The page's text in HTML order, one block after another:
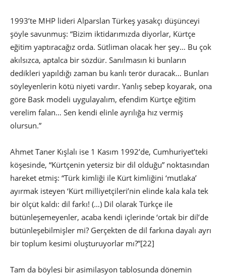
1993’te MHP lideri Alparslan Türkeş yasakçı düşünceyi
şöyle savunmuş: “Bizim iktidarımızda diyorlar, Kürtçe
eğitim yaptıracağız orda. Sütliman olacak her şey… Bu çok
akılsızca, aptalca bir sözdür. Sanılmasın ki bunların
dedikleri yapıldığı zaman bu kanlı terör duracak… Bunları
söyleyenlerin kötü niyeti vardır. Yanlış sebep koyarak, ona
göre Bask modeli uygulayalım, efendim Kürtçe eğitim
verelim falan… Sen kendi elinle ayrılığa hız vermiş
olursun.”
Ahmet Taner Kışlalı ise 1 Kasım 1992’de, Cumhuriyet’teki
köşesinde, “Kürtçenin yetersiz bir dil olduğu” noktasından
hareket etmiş: “Türk kimliği ile Kürt kimliğini ‘mutlaka’
ayırmak isteyen ‘Kürt milliyetçileri’nin elinde kala kala tek
bir ölçüt kaldı: dil farkı! (…) Dil olarak Türkçe ile
bütünleşemeyenler, acaba kendi içlerinde ‘ortak bir dil’de
bütünleşebilmişler mi? Gerçekten de dil farkına dayalı ayrı
bir toplum kesimi oluşturuyorlar mı?”[22]
Tam da böylesi bir asimilasyon tablosunda dönemin